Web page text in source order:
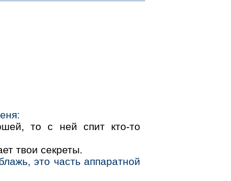
то с ней спит кто-то
твои секреты.
это часть аппаратной